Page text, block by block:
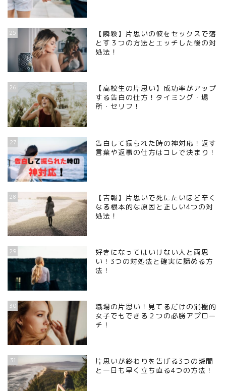
25
【瞬殺】片思いの彼をセックスで落
とす３つの方法とエッチした後の対
処法！
26
【高校生の片思い】成功率がアップ
する告白の仕方！タイミング・場
所・セリフ！
27
告白して振られた時の神対応！返す
言葉や返事の仕方はコレで決まり！
28
【吉報】片思いで死にたいほど辛く
なる根本的な原因と正しい4つの対
処法！
29
好きになってはいけない人と両思
い！3つの対処法と確実に諦める方
法！
30
職場の片思い！見てるだけの消極的
女子でもできる２つの必勝アプロー
チ！
31
片思いが終わりを告げる3つの瞬間
と一日も早く立ち直る4つの方法！